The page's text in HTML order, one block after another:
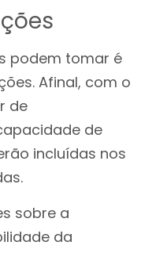
podem tomar é
Afinal, com o
de
de
incluídas nos
sobre a
da